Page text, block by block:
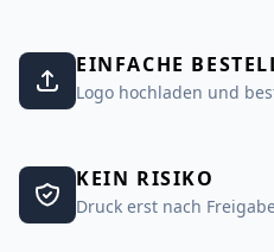
EINFACHE
Logo hochladen und
KEIN RISIKO
Druck erst nach